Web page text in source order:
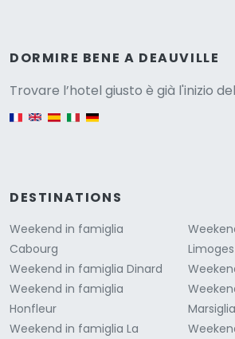
DORMIRE BENE A DEAUVILLE
Trovare l’hotel giusto è già l'inizio
DESTINATIONS
Weekend in famiglia
Cabourg
Weekend in famiglia Dinard
Weekend in famiglia
Honfleur
Weekend in famiglia La
Limoges
Marsiglia